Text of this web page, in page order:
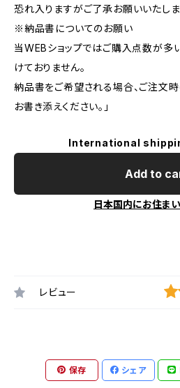
恐れ入りますがご了承お願いいたしま
※納品書についてのお願い
当WEBショップではご購入点数が多
けておりません。
納品書をご希望される場合、ご注文
お書き添えください。」
International
Add to
日本国内にお住ま
レビュー
保存 シェア